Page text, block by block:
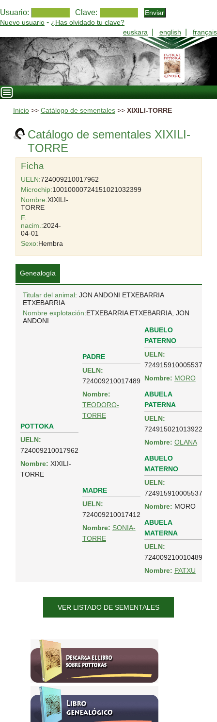
Usuario: Clave:
Nuevo usuario - ¿Has olvidado tu clave?
euskara
english français
Inicio>> Catálogo de sementales>> XIXILI-TORRE
Catálogo de sementales XIXILI-
TORRE
Ficha
UELN:724009210017962
Microchip:10010000724151021032399
Nombre:XIXILI-
TORRE
F.
nacim.:2024-
04-01
Sexo:Hembra
Genealogía
Titular del animal: JON ANDONI ETXEBARRIA
ETXEBARRIA
Nombre explotación:ETXEBARRIA ETXEBARRIA, JON
ANDONI
POTTOKA
UELN:
724009210017962
Nombre: XIXILI-
TORRE
PADRE
UELN:
724009210017489
Nombre:
TEODORO-
TORRE
ABUELO
PATERNO
UELN:
724915910005537
Nombre: MORO
ABUELA
PATERNA
UELN:
724915021013922
Nombre: OLANA
MADRE
UELN:
724009210017412
Nombre: SONIA-
TORRE
ABUELO
MATERNO
UELN:
724915910005537
Nombre: MORO
ABUELA
MATERNA
UELN:
724009210010489
Nombre: PATXU
VER LISTADO DE SEMENTALES